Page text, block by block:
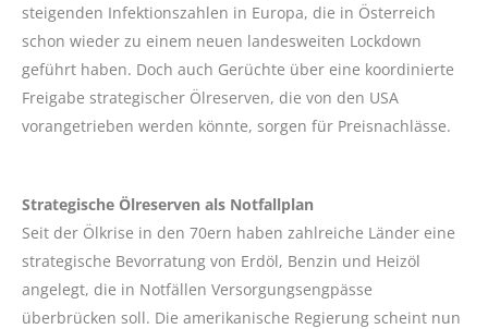
steigenden Infektionszahlen in Europa, die in Österreich
schon wieder zu einem neuen landesweiten Lockdown
geführt haben. Doch auch Gerüchte über eine koordinierte
Freigabe strategischer Ölreserven, die von den USA
vorangetrieben werden könnte, sorgen für Preisnachlässe.
Strategische Ölreserven als Notfallplan
Seit der Ölkrise in den 70ern haben zahlreiche Länder eine
strategische Bevorratung von Erdöl, Benzin und Heizöl
angelegt, die in Notfällen Versorgungsengpässe
überbrücken soll. Die amerikanische Regierung scheint nun